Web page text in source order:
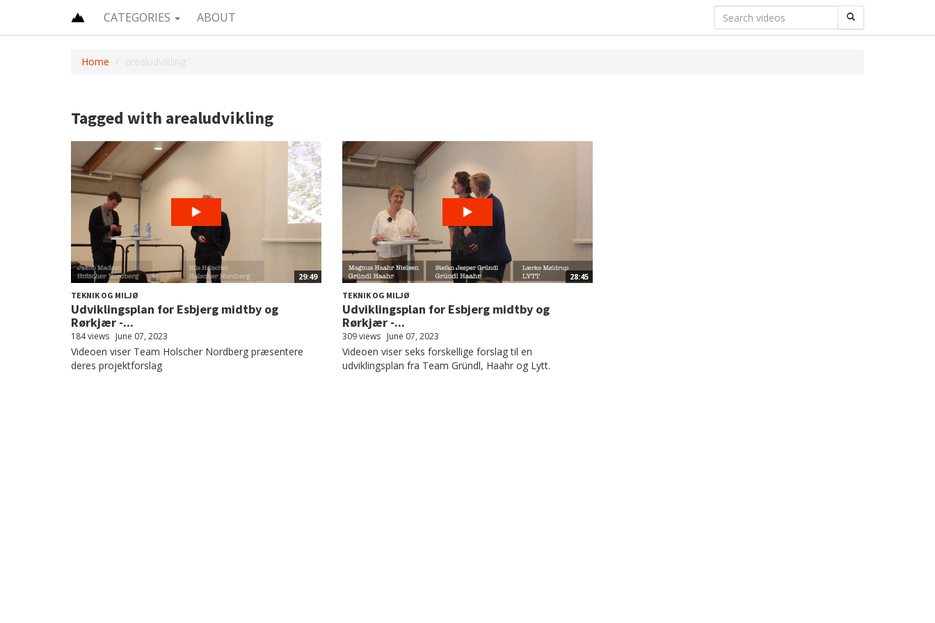
CATEGORIES ABOUT
Home arealudvikling
Tagged with arealudvikling
29:49
TEKNIK OG MILJØ
Udviklingsplan for Esbjerg midtby og
Rørkjær -...
184 views June 07, 2023
Videoen viser Team Holscher Nordberg præsentere
deres projektforslag
28:45
TEKNIK OG MILJØ
Udviklingsplan for Esbjerg midtby og
Rørkjær -...
309 views June 07, 2023
Videoen viser seks forskellige forslag til en
udviklingsplan fra Team Gründl, Haahr og Lytt.